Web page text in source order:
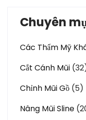
Chuyên
Các Thẩm Mỹ
Cắt Cánh Mũi
Chỉnh Mũi Gồ (5)
Nâng Mũi Sline